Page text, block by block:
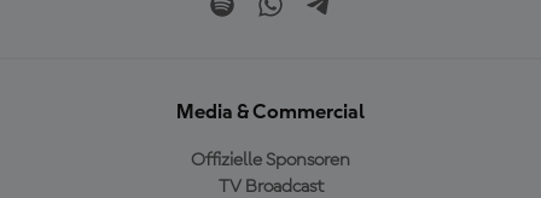
Media & Commercial
Offizielle Sponsoren
TV Broadcast